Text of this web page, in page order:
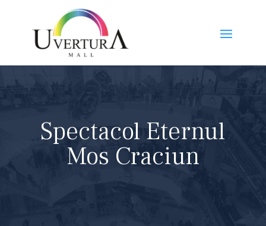
Spectacol Eternul
Mos Craciun